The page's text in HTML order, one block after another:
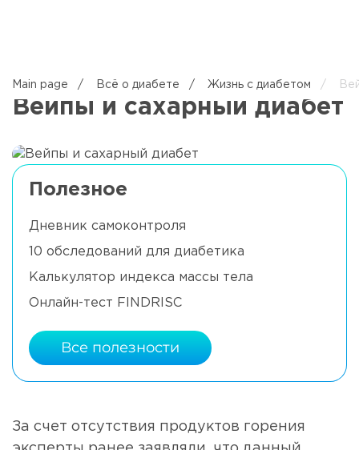
Main page / Всё о диабете / Жизнь с диабетом /
Вейпы и сахарный диабет
Полезное
Дневник самоконтроля
10 обследований для диабетика
Калькулятор индекса массы тела
Онлайн-тест FINDRISC
Все полезности
За счет отсутствия продуктов горения